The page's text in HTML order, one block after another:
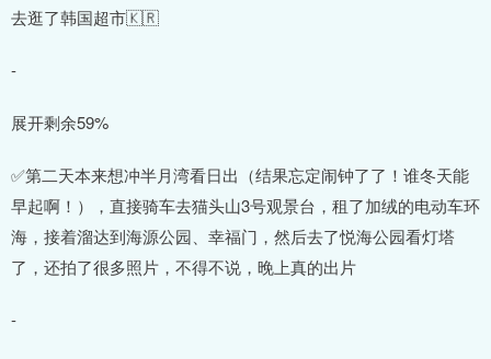
去逛了韩国超市🇰🇷
-
展开剩余59%
✅第二天本来想冲半月湾看日出（结果忘定闹钟了了！谁冬天能
早起啊！），直接骑车去猫头山3号观景台，租了加绒的电动车环
海，接着溜达到海源公园、幸福门，然后去了悦海公园看灯塔
了，还拍了很多照片，不得不说，晚上真的出片
-